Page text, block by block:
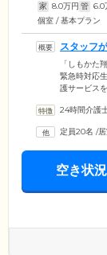
家 8.0万円 管 6.0
個室 / 基本プラン
スタッフ
「しもかた
緊急時対応
護サービス
拍・呼吸の
連携体制も
健康管理、
気軽にご相
24時間介護
定員20名 /
空き状